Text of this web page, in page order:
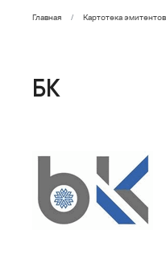
Главная Картотека эмитентов
БК